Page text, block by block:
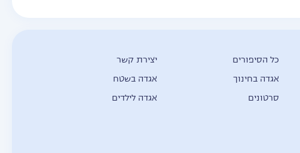
כל הסיפורים
יצירת קשר
אגדה בחינוך
אגדה בשטח
סרטונים אגדה לילדים